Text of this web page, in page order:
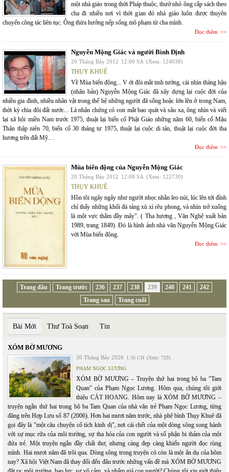
một nhà giáo trong thời Pháp thuộc, thưở nhỏ ông cắp sách theo
cha đi nhiều nơi vì thời gian đó nhà giáo luôn được thuyên
chuyển công tác liên tục. Ông thừa hưởng nếp sống mô phạm từ cha mình.
Đọc thêm
Nguyễn Mộng Giác và người Bình Định
20 Tháng Bảy 2012 12:00 SA (Xem: 124038)
THỤY KHUÊ
Về Mùa biển động... V ới đôi mắt tinh tường, cái nhìn thàng hậu
(nhân bản) Nguyễn Mộng Giác đã xây dựng lại cuộc đời của
nhiều gia đình, nhiều nhân vật trong thế hệ những người đã sống hoặc lớn lên ở trong Nam,
thời kỳ chia đôi đất nước... Là nhân chứng có con mắt bao quát và sâu xa, ông nhìn và viết
lại xã hội miền Nam trước 1975, thuật lại biến cố Phật Giáo những năm 60, biến cố Mậu
Thân thập niên 70, biến cố 30 tháng tư 1975, thuật lại cuộc di tản, thuật lại cuộc đời tha
hương trên đất Mỹ.. .
Đọc thêm
Mùa biển động của Nguyễn Mộng Giác
20 Tháng Bảy 2012 12:00 SA (Xem: 122730)
THỤY KHUÊ
Hồn tôi ngây ngây như người nhọc nhằn leo núi, lúc lên tới đỉnh
chỉ thấy những khối đá tảng xù xì rêu phong, và nhìn trở xuống
là một vực thẳm đầy mây". ( Tha hương , Văn Nghệ xuất bản
1989, trang 1849). Đó là hình ảnh nhà văn Nguyễn Mộng Giác
với Mùa biển động.
Đọc thêm
Trang đầu Trang trước 236 237 238 239 240 241
242
Trang sau
Trang cuối
Bài Mới Thư Toà Soạn Tin
XÓM BỜ MƯƠNG
30 Tháng Bảy 2026 1:56 CH (Xem: 729)
PHẠM NGỌC LƯƠNG
XÓM BỜ MƯƠNG – Truyện thứ hai trong bộ ba "Tam
Quan" của Phạm Ngọc Lương. Hôm qua, chúng tôi giới
thiệu CÁT HOANG. Hôm nay là XÓM BỜ MƯƠNG –
truyện ngắn thứ hai trong bộ ba Tam Quan của nhà văn trẻ Phạm Ngọc Lương, từng
đăng trên Hợp Lưu số 87 (2006). Hơn hai mươi năm trước, nhà phê bình Thụy Khuê đã
gọi đây là "một câu chuyện cổ tích kinh dị", nơi cái chết của một dòng sông song hành
với sự mục rữa của môi trường, sự tha hóa của con người và số phận bi thảm của một
đứa trẻ. Một truyện ngắn đầy chất thơ, nhưng càng đẹp càng khiến người đọc rùng
mình. Hai mươi năm đã trôi qua. Dòng sông trong truyện có còn là một ẩn dụ của hôm
nay? Xã hội Việt Nam đã thay đổi đến đâu trước những vấn đề mà XÓM BỜ MƯƠNG